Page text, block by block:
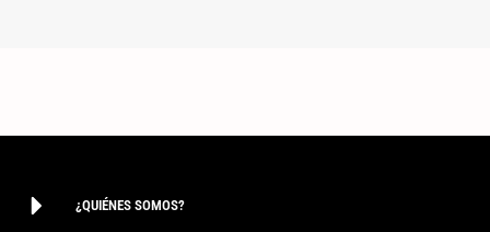
¿QUIÉNES SOMOS?